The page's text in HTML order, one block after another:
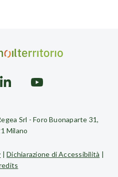
Srl - Foro Buonaparte 31,
Milano
|Dichiarazione di Accessibilità |